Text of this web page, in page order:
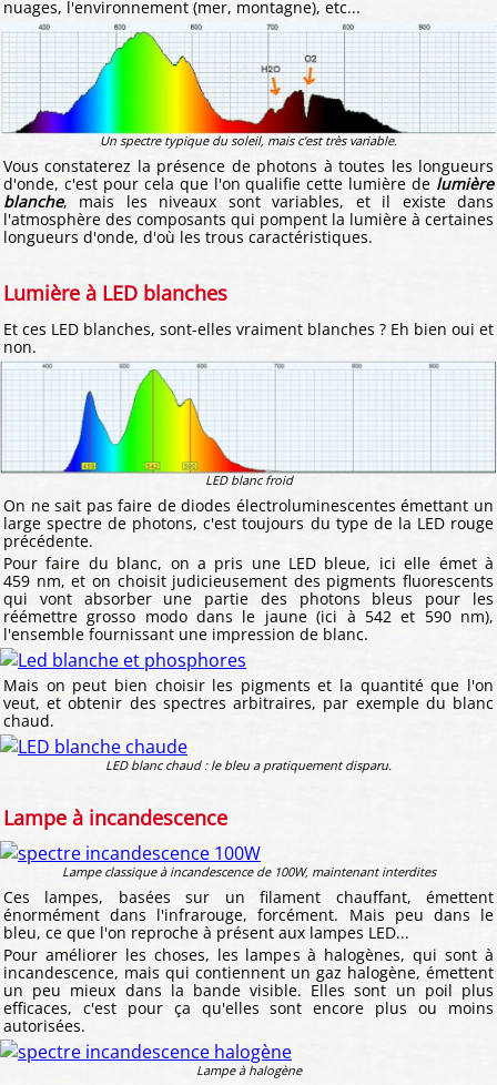
nuages, l'environnement (mer, montagne), etc...
Un spectre typique du soleil, mais c'est très variable.
Vous constaterez la présence de photons à toutes les longueurs
d'onde, c'est pour cela que l'on qualifie cette lumière de lumière
blanche, mais les niveaux sont variables, et il existe dans
l'atmosphère des composants qui pompent la lumière à certaines
longueurs d'onde, d'où les trous caractéristiques.
Lumière à LED blanches
Et ces LED blanches, sont-elles vraiment blanches ? Eh bien oui et
non.
LED blanc froid
On ne sait pas faire de diodes électroluminescentes émettant un
large spectre de photons, c'est toujours du type de la LED rouge
précédente.
Pour faire du blanc, on a pris une LED bleue, ici elle émet à
459 nm, et on choisit judicieusement des pigments fluorescents
qui vont absorber une partie des photons bleus pour les
réémettre grosso modo dans le jaune (ici à 542 et 590 nm),
l'ensemble fournissant une impression de blanc.
Mais on peut bien choisir les pigments et la quantité que l'on
veut, et obtenir des spectres arbitraires, par exemple du blanc
chaud.
LED blanc chaud : le bleu a pratiquement disparu.
Lampe à incandescence
Lampe classique à incandescence de 100W, maintenant interdites
Ces lampes, basées sur un filament chauffant, émettent
énormément dans l'infrarouge, forcément. Mais peu dans le
bleu, ce que l'on reproche à présent aux lampes LED...
Pour améliorer les choses, les lampes à halogènes, qui sont à
incandescence, mais qui contiennent un gaz halogène, émettent
un peu mieux dans la bande visible. Elles sont un poil plus
efficaces, c'est pour ça qu'elles sont encore plus ou moins
autorisées.
Lampe à halogène